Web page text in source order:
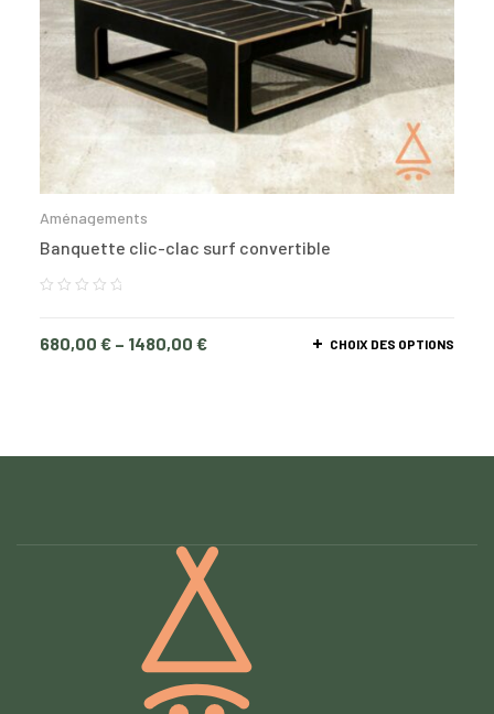
Aménagements
Banquette clic-clac surf convertible
680,00 € – 1480,00 € CHOIX DES OPTIONS